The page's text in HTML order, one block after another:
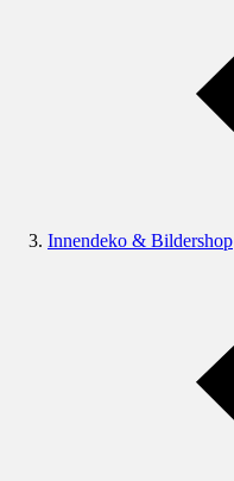
Innendeko & Bildershop